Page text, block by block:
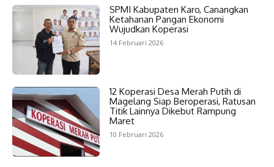
SPMI Kabupaten Karo, Canangkan
Ketahanan Pangan Ekonomi
Wujudkan Koperasi
14 Februari 2026
12 Koperasi Desa Merah Putih di
Magelang Siap Beroperasi, Ratusan
Titik Lainnya Dikebut Rampung
Maret
10 Februari 2026